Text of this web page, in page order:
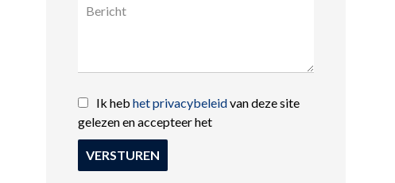
Ik hebhet privacybeleidvan deze site
gelezen en accepteer het
VERSTUREN